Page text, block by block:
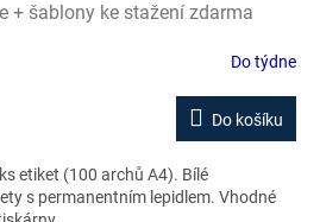
+ šablony ke stažení zdarma
Do týdne
Do košíku
etiket (100 archů A4). Bílé
s permanentním lepidlem. Vhodné